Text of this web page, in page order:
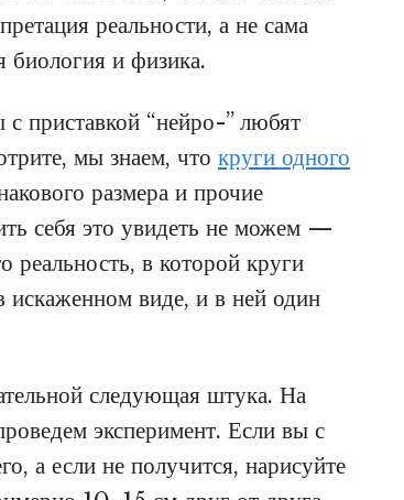
реальности, а не сама
биология и физика.
приставкой “нейро-” любят
мы знаем, что круги одного
размера и прочие
себя это увидеть не можем —
реальность, в которой круги
искаженном виде, и в ней один
следующая штука. На
эксперимент. Если вы с
а если не получится, нарисуйте